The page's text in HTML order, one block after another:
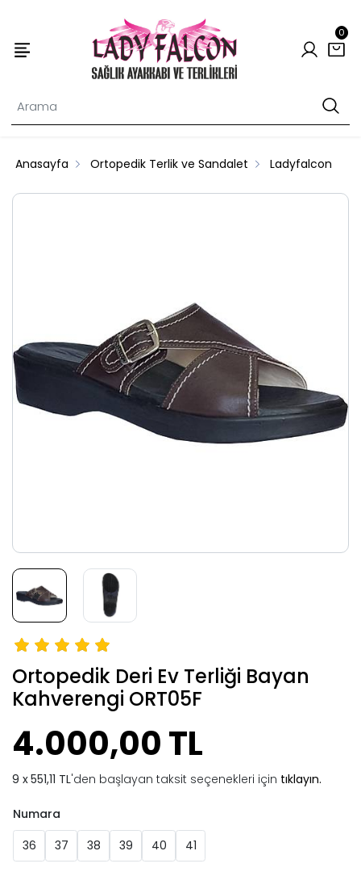
0
Anasayfa Ortopedik Terlik ve Sandalet Ladyfalcon
Ortopedik Deri Ev Terliği Bayan
Kahverengi ORT05F
4.000,00 TL
551,11 TL'den başlayan taksit seçenekleri için tıklayın.
Numara
36
37 38 39 40 41